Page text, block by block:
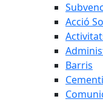
Acció
Barris